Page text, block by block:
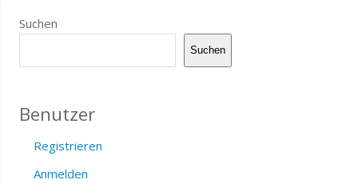
Suchen
Suchen
Benutzer
Registrieren
Anmelden